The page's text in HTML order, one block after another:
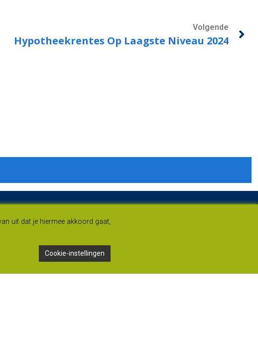
Volgende
Hypotheekrentes Op Laagste Niveau 2024
uit dat je hiermee akkoord gaat,
Cookie-instellingen